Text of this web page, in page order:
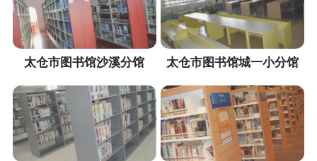
太仓市图书馆沙溪分馆 太仓市图书馆城一小分馆